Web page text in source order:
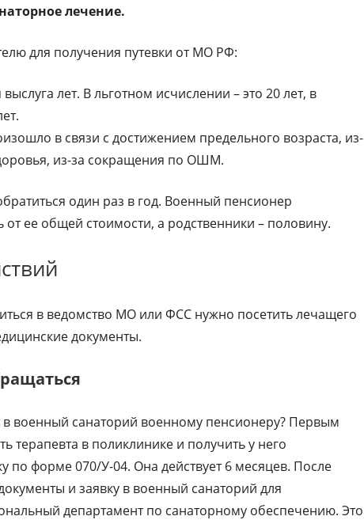
лечение.
для получения путевки от МО РФ:
лет. В льготном исчислении – это 20 лет, в
в связи с достижением предельного возраста, из-
из-за сокращения по ОШМ.
один раз в год. Военный пенсионер
от ее общей стоимости, а родственники – половину.
в ведомство МО или ФСС нужно посетить лечащего
документы.
в военный санаторий военному пенсионеру? Первым
терапевта в поликлинике и получить у него
по форме 070/У-04. Она действует 6 месяцев. После
и заявку в военный санаторий для
департамент по санаторному обеспечению. Это